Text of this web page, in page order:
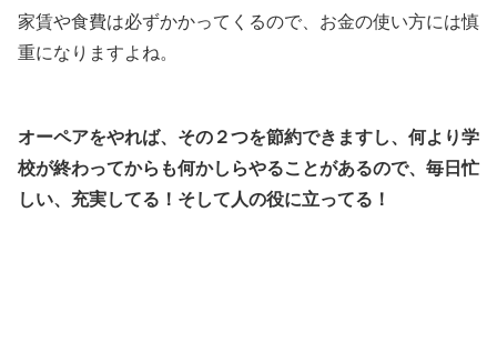
家賃や食費は必ずかかってくるので、お金の使い方には慎
重になりますよね。
オーペアをやれば、その２つを節約できますし、何より学
校が終わってからも何かしらやることがあるので、毎日忙
しい、充実してる！そして人の役に立ってる！